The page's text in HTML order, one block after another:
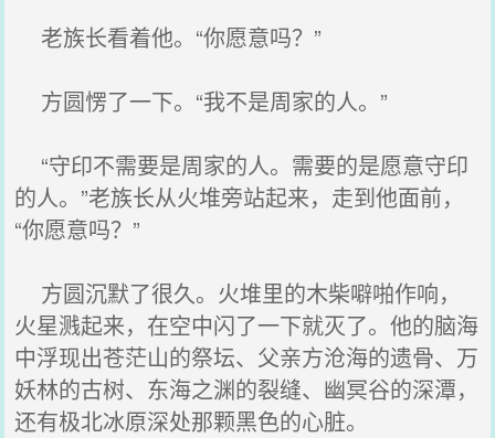
老族长看着他。“你愿意吗？”
方圆愣了一下。“我不是周家的人。”
“守印不需要是周家的人。需要的是愿意守印
的人。”老族长从火堆旁站起来，走到他面前，
“你愿意吗？”
方圆沉默了很久。火堆里的木柴噼啪作响，
火星溅起来，在空中闪了一下就灭了。他的脑海
中浮现出苍茫山的祭坛、父亲方沧海的遗骨、万
妖林的古树、东海之渊的裂缝、幽冥谷的深潭，
还有极北冰原深处那颗黑色的心脏。